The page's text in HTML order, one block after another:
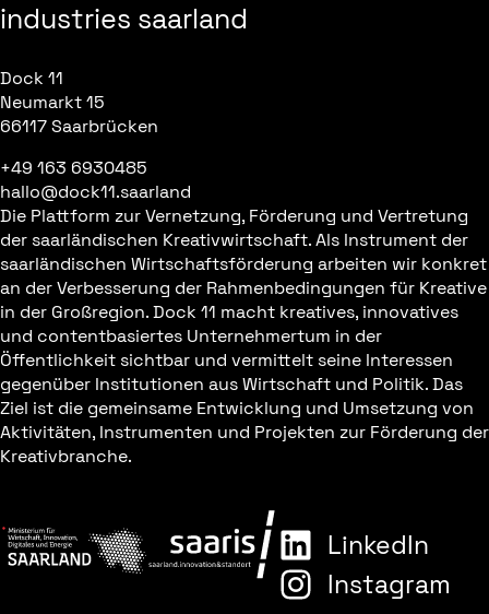
industries saarland
Dock 11
Neumarkt 15
66117 Saarbrücken
+49 163 6930485
hallo@dock11.saarland
Die Plattform zur Vernetzung, Förderung und Vertretung
der saarländischen Kreativwirtschaft. Als Instrument der
saarländischen Wirtschaftsförderung arbeiten wir konkret
an der Verbesserung der Rahmenbedingungen für Kreative
in der Großregion. Dock 11 macht kreatives, innovatives
und contentbasiertes Unternehmertum in der
Öffentlichkeit sichtbar und vermittelt seine Interessen
gegenüber Institutionen aus Wirtschaft und Politik. Das
Ziel ist die gemeinsame Entwicklung und Umsetzung von
Aktivitäten, Instrumenten und Projekten zur Förderung der
Kreativbranche.
LinkedIn
Instagram